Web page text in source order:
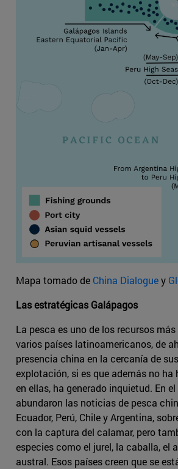
Mapa tomado de China Dialoguey
Las estratégicas Galápagos
La pesca es uno de los recursos
varios países latinoamericanos, de
presencia china en la cercanía de
explotación, si es que además no ha
en ellas, ha generado inquietud. En
abundaron las noticias de pesca
Ecuador, Perú, Chile y Argentina,
con la captura del calamar, pero
especies como el jurel, la caballa, el
austral. Esos países creen que se